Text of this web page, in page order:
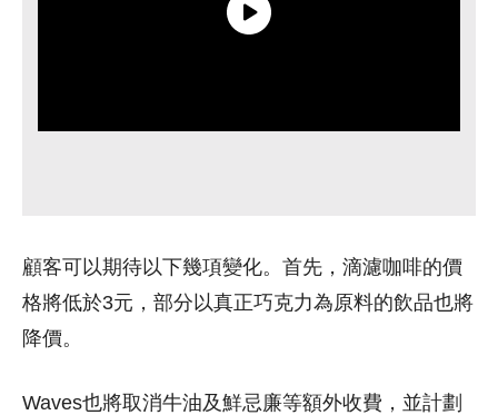
顧客可以期待以下幾項變化。首先，滴濾咖啡的價
格將低於3元，部分以真正巧克力為原料的飲品也將
降價。
Waves也將取消牛油及鮮忌廉等額外收費，並計劃